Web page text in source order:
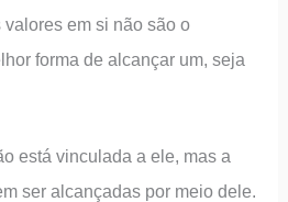
valores em si não são o
forma de alcançar um, seja
está vinculada a ele, mas a
ser alcançadas por meio dele.